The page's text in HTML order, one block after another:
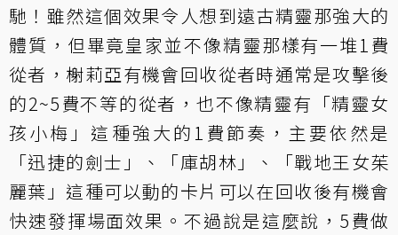
馳！雖然這個效果令人想到遠古精靈那強大的
體質，但畢竟皇家並不像精靈那樣有一堆1費
從者，榭莉亞有機會回收從者時通常是攻擊後
的2~5費不等的從者，也不像精靈有「精靈女
孩小梅 」這種強大的1費節奏，主要依然是
「迅捷的劍士 」、「庫胡林 」、「戰地王女茱
麗葉 」這種可以動的卡片可以在回收後有機會
快速發揮場面效果。不過說是這麼說，5費做